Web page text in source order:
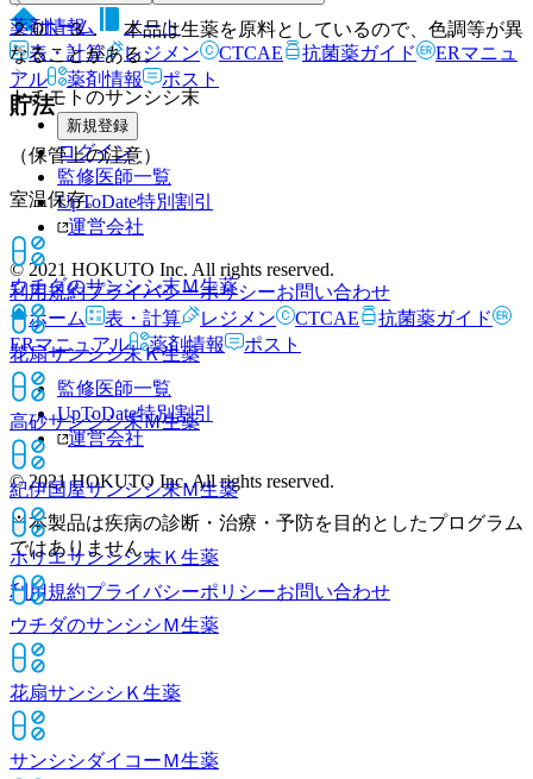
薬剤情報
トチモトのサンシシ末
２０．３． 本品は生薬を原料としているので、色調等が異
なることがある。
貯法
（保管上の注意）
室温保存。
ウチダのサンシシ末Ｍ生薬
花扇サンシシ末Ｋ生薬
高砂サンシシ末Ｍ生薬
紀伊国屋サンシシ末Ｍ生薬
ホリエサンシシ末Ｋ 生薬
ウチダのサンシシＭ生薬
花扇サンシシＫ 生薬
サンシシダイコーＭ生薬
ホーム
ノート
表・計算
レジメン CTCAE 抗菌薬ガイド
ERマニュ
アル
薬剤情報 ポスト
新規登録
ログイン
監修医師一覧
UpToDate特別割引
運営会社
© 2021 HOKUTO Inc. All rights reserved.
利用規約プライバシーポリシーお問い合わせ
ホーム
表・計算 レジメン CTCAE
抗菌薬ガイド
ERマニュアル
薬剤情報 ポスト
監修医師一覧
UpToDate特別割引
運営会社
© 2021 HOKUTO Inc. All rights reserved.
※本製品は疾病の診断・治療・予防を目的としたプログラム
ではありません。
利用規約プライバシーポリシーお問い合わせ